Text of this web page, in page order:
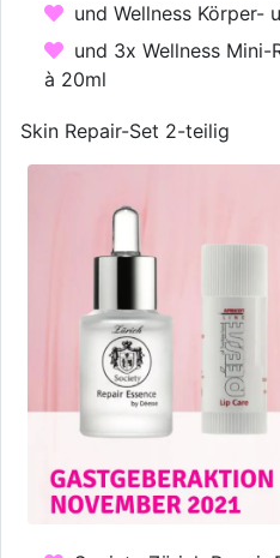
und Wellness Körper-
und 3x Wellness
à 20ml
Skin Repair-Set 2-teilig